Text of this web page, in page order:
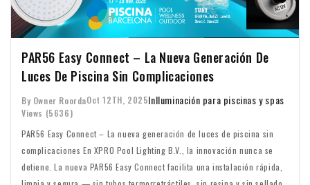
PAR56 Easy Connect – La Nueva Generación De
Luces De Piscina Sin Complicaciones
By Owner RoordaOct 12TH, 2025InIluminación para piscinas y spas
Views (5636)
PAR56 Easy Connect – La nueva generación de luces de piscina sin
complicaciones En XPRO Pool Lighting B.V., la innovación nunca se
detiene. La nueva PAR56 Easy Connect facilita una instalación rápida,